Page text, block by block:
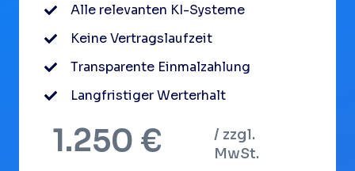
Alle relevanten KI-Systeme
Keine Vertragslaufzeit
Transparente Einmalzahlung
Langfristiger Werterhalt
1.250 €
/ zzgl.
MwSt.